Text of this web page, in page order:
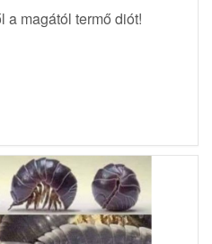
a magától termő diót!